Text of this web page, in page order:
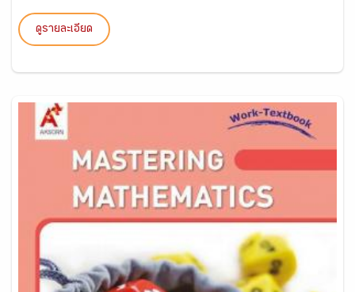
ดูรายละเอียด